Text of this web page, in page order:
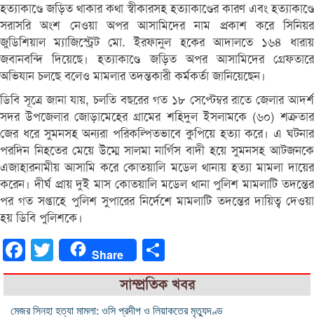
হত্যাকাণ্ডে জড়িত থাকার কথা স্বীকারসহ হত্যাকাণ্ডের কারণ এবং হত্যাকাণ্ডে
সরাসরি অংশ নেওয়া অপর আসামিদের নাম প্রকাশ করে সিনিয়র
জুডিশিয়াল ম্যাজিস্ট্রেট মো. ইরফানুল হকের আদালতে ১৬৪ ধারায়
জবানবন্দি দিয়েছে। হত্যাকাণ্ডে জড়িত অপর আসামিদের গ্রেফতারে
অভিযান চলছে বলেও মামলার তদন্তকারী কর্মকর্তা জানিয়েছেন।
ডিবি সূত্রে জানা যায়, চলতি বছরের গত ১৮ সেপ্টেম্বর রাতে জেলার আদর্শ
সদর উপজেলার জোড়ামেহের গ্রামের শহিদুল ইসলামকে (৬০) শক্রতার
জের ধরে সুমনসহ অন্যরা পরিকল্পিতভাবে কুপিয়ে হত্যা করে। এ ঘটনার
পরদিন নিহতের মেয়ে উম্মে সালমা নার্গিস বাদী হয়ে সুমনসহ আটজনকে
এজাহারনামীয় আসামি করে কোতয়ালি মডেল থানায় হত্যা মামলা দায়ের
করেন। দীর্ঘ প্রায় দুই মাস কোতয়ালি মডেল থানা পুলিশ মামলাটি তদন্তের
পর গত সপ্তাহে পুলিশ সুপারের নির্দেশে মামলাটি তদন্তের দায়িত্ব দেওয়া
হয় ডিবি পুলিশকে।
FacebookTwitter Share
সাম্প্রতিক খবর
মেজর সিনহা হত্যা মামলা: ওসি প্রদীপ ও লিয়াকতের মৃত্যুদণ্ড